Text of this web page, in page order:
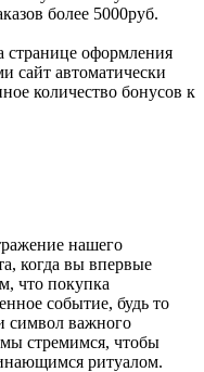
более 5000руб.
странице оформления
сайт автоматически
количество бонусов к
нашего
когда вы впервые
что покупка
событие, будь то
символ важного
стремимся, чтобы
ритуалом.